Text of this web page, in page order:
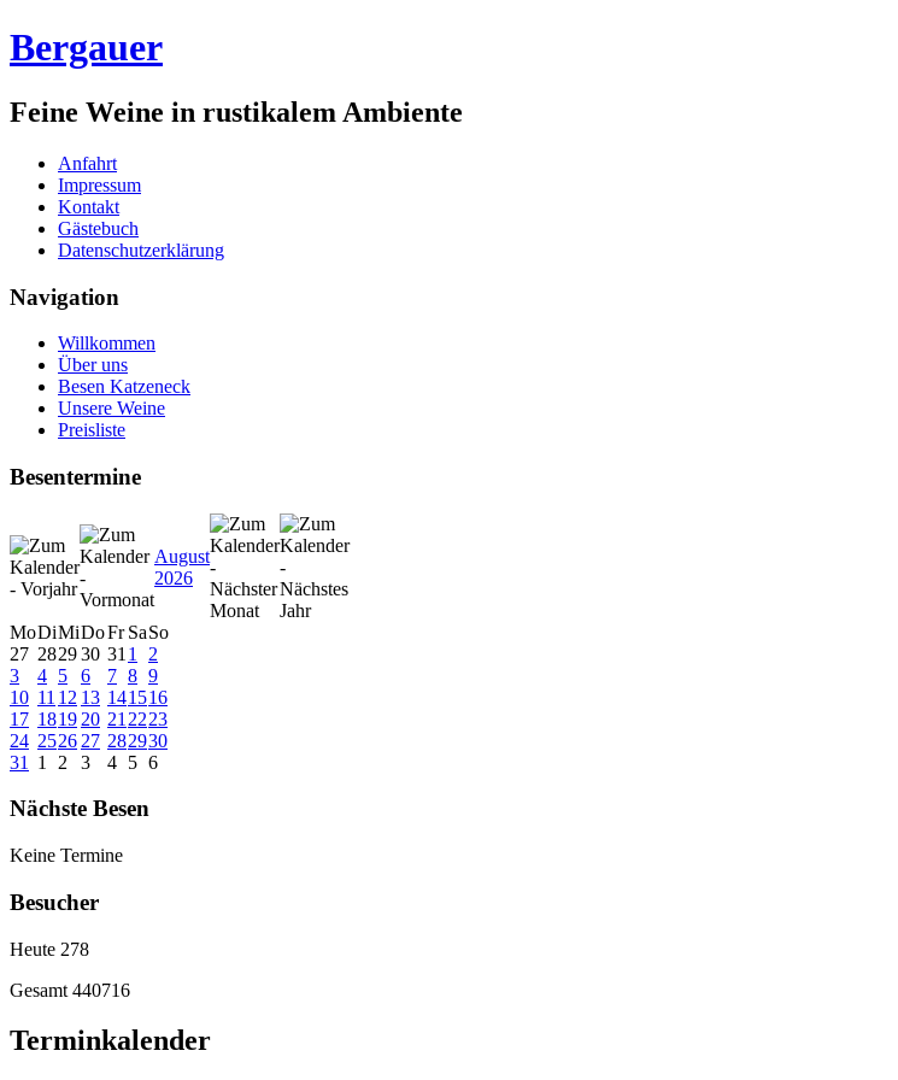
Bergauer
Feine Weine in rustikalem Ambiente
Anfahrt
Impressum
Kontakt
Gästebuch
Datenschutzerklärung
Navigation
Willkommen
Über uns
Besen Katzeneck
Unsere Weine
Preisliste
Besentermine
August
2026
MoDiMiDoFr SaSo
27 282930 31 1
2
3
4 5 6 7 8 9
10 11 12 13 141516
17 1819 20 21 2223
24 2526 27 282930
31
1 2 3 4 5 6
Nächste Besen
Keine Termine
Besucher
Heute 278
Gesamt 440716
Terminkalender